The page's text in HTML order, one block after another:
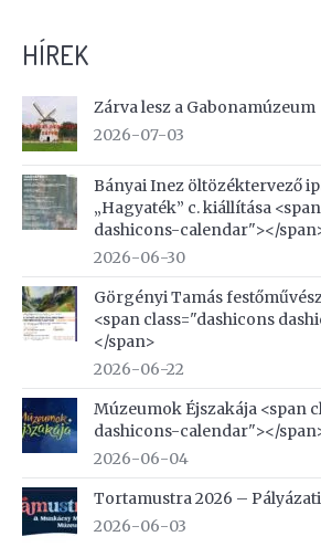
HÍREK
Zárva lesz a Gabonamúzeum
2026-07-03
Bányai Inez öltözéktervező
„Hagyaték” c. kiállítása
dashicons-calendar"></
2026-06-30
Görgényi Tamás
<span class="dashicons
</span>
2026-06-22
Múzeumok Éjszakája <span
dashicons-calendar"></
2026-06-04
Tortamustra 2026 –
2026-06-03